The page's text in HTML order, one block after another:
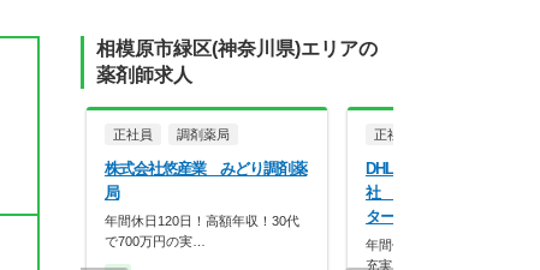
相模原市緑区(神奈川県)エリアの
薬剤師求人
正社員 調剤薬局
株式会社悠産業 みどり調剤薬
局
年間休日120日！高額年収！30代
で700万円の実…
正社員
DHLサプライチェーン株
社 相模原ロジスティク
ター
年間休日121日◎プライベー
充実させながら働け…